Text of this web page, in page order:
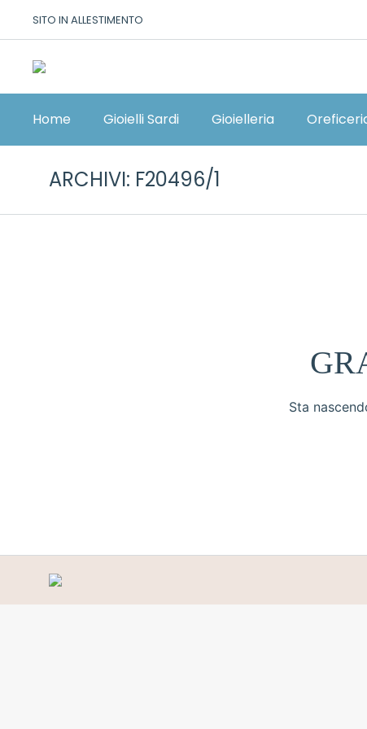
SITO IN ALLESTIMENTO
Home Gioielli Sardi Gioielleria
ARCHIVI: F20496/1
Sta